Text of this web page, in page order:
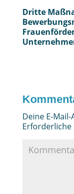
Dritte
Deine E-
Erforderliche